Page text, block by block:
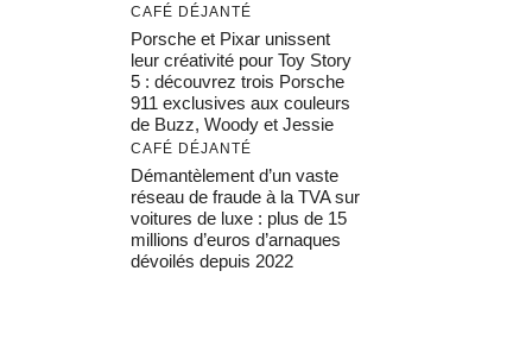
CAFÉ DÉJANTÉ
Porsche et Pixar unissent
leur créativité pour Toy Story
5 : découvrez trois Porsche
911 exclusives aux couleurs
de Buzz, Woody et Jessie
CAFÉ DÉJANTÉ
Démantèlement d’un vaste
réseau de fraude à la TVA sur
voitures de luxe : plus de 15
millions d’euros d’arnaques
dévoilés depuis 2022